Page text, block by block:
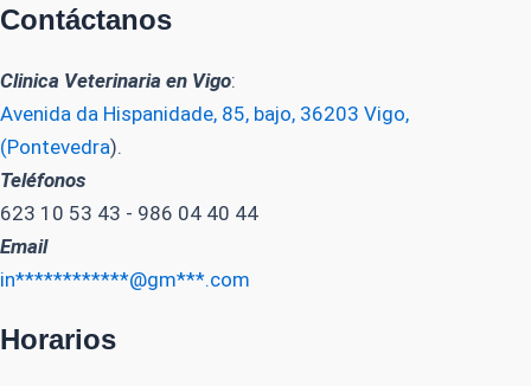
Contáctanos
Clinica Veterinaria en Vigo:
Avenida da Hispanidade, 85, bajo, 36203 Vigo,
(Pontevedra).
Teléfonos
623 10 53 43 - 986 04 40 44
Email
in************@gm***.com
Horarios